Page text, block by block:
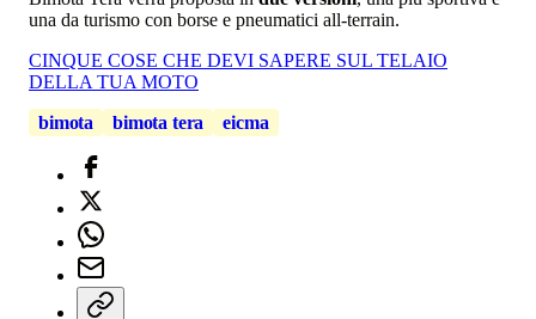
una da turismo con borse e pneumatici all-terrain.
CINQUE COSE CHE DEVI SAPERE SUL TELAIO
DELLA TUA MOTO
bimota
bimota tera eicma